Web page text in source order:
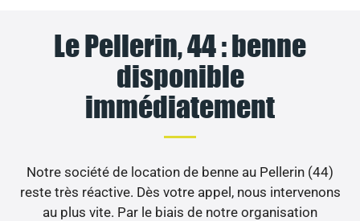
Le Pellerin, 44 : benne
disponible
immédiatement
Notre société de location de benne au Pellerin (44)
reste très réactive. Dès votre appel, nous intervenons
au plus vite. Par le biais de notre organisation